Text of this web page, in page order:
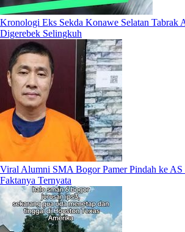
Kronologi Eks Sekda Konawe Selatan Tabrak
Digerebek Selingkuh
Viral Alumni SMA Bogor Pamer Pindah ke
Faktanya Ternyata